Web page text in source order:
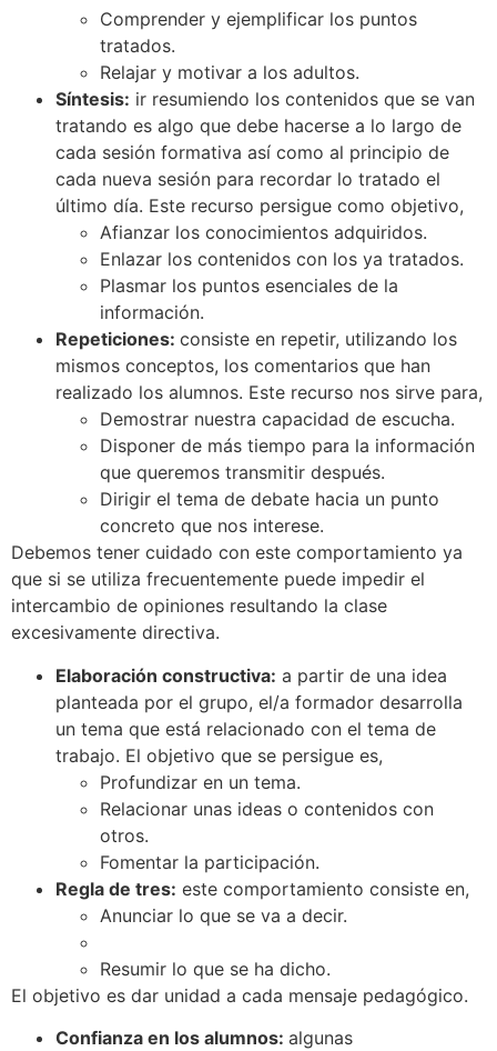
Comprender y ejemplificar los puntos
tratados.
Relajar y motivar a los adultos.
Síntesis: ir resumiendo los contenidos que se van
tratando es algo que debe hacerse a lo largo de
cada sesión formativa así como al principio de
cada nueva sesión para recordar lo tratado el
último día. Este recurso persigue como objetivo,
Afianzar los conocimientos adquiridos.
Enlazar los contenidos con los ya tratados.
Plasmar los puntos esenciales de la
información.
Repeticiones: consiste en repetir, utilizando los
mismos conceptos, los comentarios que han
realizado los alumnos. Este recurso nos sirve para,
Demostrar nuestra capacidad de escucha.
Disponer de más tiempo para la información
que queremos transmitir después.
Dirigir el tema de debate hacia un punto
concreto que nos interese.
Debemos tener cuidado con este comportamiento ya
que si se utiliza frecuentemente puede impedir el
intercambio de opiniones resultando la clase
excesivamente directiva.
Elaboración constructiva: a partir de una idea
planteada por el grupo, el/a formador desarrolla
un tema que está relacionado con el tema de
trabajo. El objetivo que se persigue es,
Profundizar en un tema.
Relacionar unas ideas o contenidos con
otros.
Fomentar la participación.
Regla de tres: este comportamiento consiste en,
Anunciar lo que se va a decir.
Resumir lo que se ha dicho.
El objetivo es dar unidad a cada mensaje pedagógico.
Confianza en los alumnos: algunas